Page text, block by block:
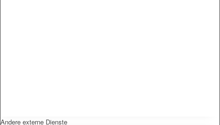
Andere externe Dienste